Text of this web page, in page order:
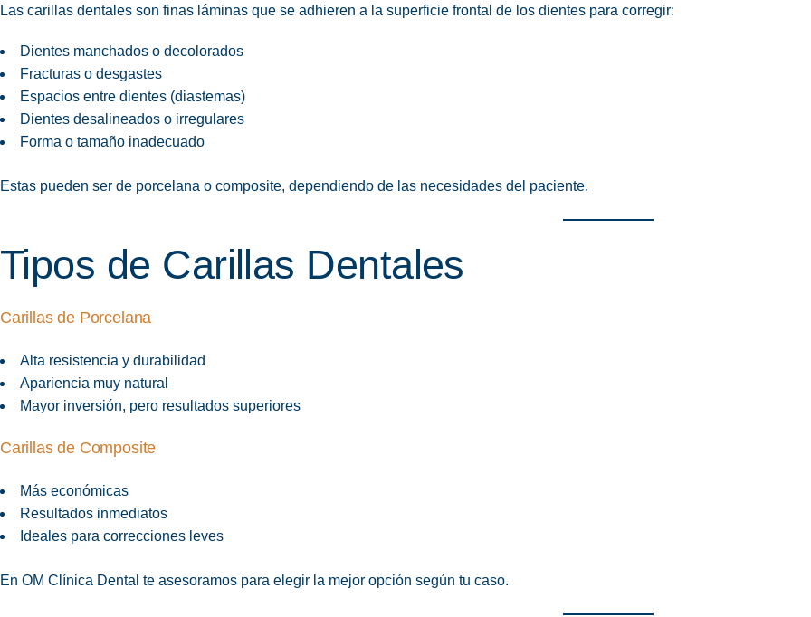
Las carillas dentales son finas láminas que se adhieren a la superficie frontal de los dientes para corregir:
Dientes manchados o decolorados
Fracturas o desgastes
Espacios entre dientes (diastemas)
Dientes desalineados o irregulares
Forma o tamaño inadecuado
Estas pueden ser de porcelana o composite, dependiendo de las necesidades del paciente.
Tipos de Carillas Dentales
Carillas de Porcelana
Alta resistencia y durabilidad
Apariencia muy natural
Mayor inversión, pero resultados superiores
Carillas de Composite
Más económicas
Resultados inmediatos
Ideales para correcciones leves
En OM Clínica Dental te asesoramos para elegir la mejor opción según tu caso.